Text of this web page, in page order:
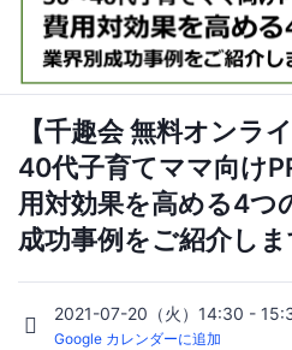
【千趣会 無料オンラ
40代子育てママ向け
用対効果を高める4つ
成功事例をご紹介し
2021-07-20（火）14:30 -
Google カレンダーに追加